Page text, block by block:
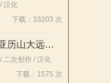
汉化
下载：33203 次
【需整改】亚历山大远征记1.1修正稳定版
二次创作 / 汉化
下载：1575 次